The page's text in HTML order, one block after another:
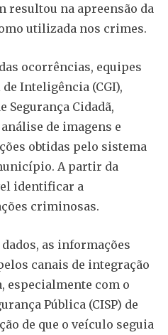
resultou na apreensão da
utilizada nos crimes.
ocorrências, equipes
Inteligência (CGI),
Segurança Cidadã,
de imagens e
obtidas pelo sistema
A partir da
identificar a
criminosas.
as informações
canais de integração
especialmente com o
Pública (CISP) de
de que o veículo seguia